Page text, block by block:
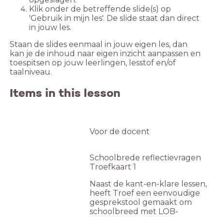
Klik onder de betreffende slide(s) op
'Gebruik in mijn les'. De slide staat dan direct
in jouw les.
Staan de slides eenmaal in jouw eigen les, dan
kan je de inhoud naar eigen inzicht aanpassen en
toespitsen op jouw leerlingen, lesstof en/of
taalniveau.
Items in this lesson
Voor de docent
Schoolbrede reflectievragen
Troefkaart 1
Naast de kant-en-klare lessen,
heeft Troef een eenvoudige
gesprekstool gemaakt om
schoolbreed met LOB-